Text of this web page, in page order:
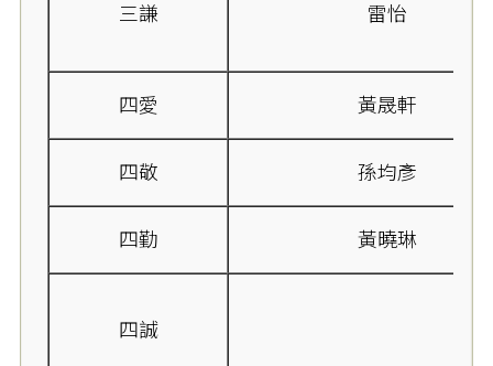
三謙 雷怡
四愛 黃晟軒
四敬 孫均彥
四勤 黃曉琳
四誠